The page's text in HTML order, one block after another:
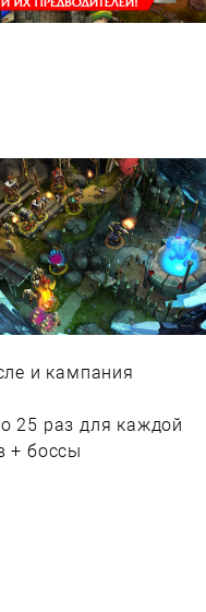
и кампания
25 раз для каждой
+ боссы